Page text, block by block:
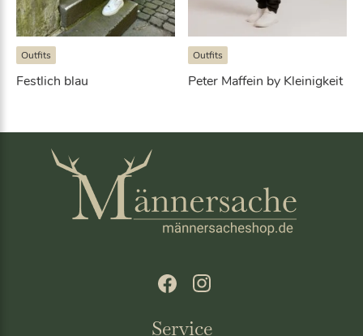
Outfits
Festlich blau
Outfits
Peter Maffein by Kleinigkeit
Service